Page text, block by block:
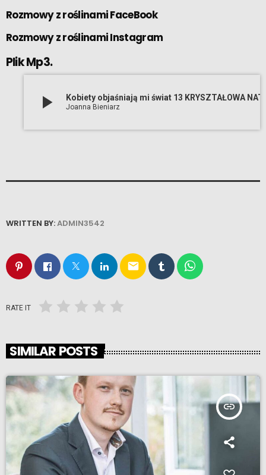
Rozmowy z roślinami FaceBook
Rozmowy z roślinami Instagram
Plik Mp3.
play_arrow Joanna Bieniarz
WRITTEN BY:ADMIN3542
email
RATE IT
SIMILAR POSTS
insert_link